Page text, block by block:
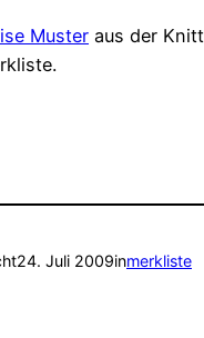
Muster aus der
24. Juli 2009inmerkliste